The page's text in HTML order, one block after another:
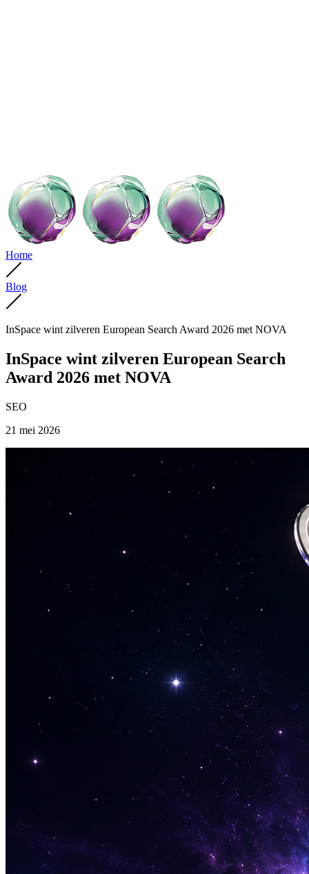
Home
Blog
InSpace wint zilveren European Search Award 2026 met NOVA
InSpace wint zilveren European Search
Award 2026 met NOVA
SEO
21 mei 2026